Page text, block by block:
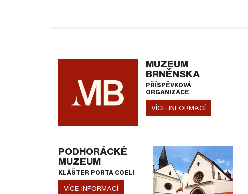
MUZEUM
BRNĚNSKA
PŘÍSPĚVKOVÁ
ORGANIZACE
VÍCE INFORMACÍ
PODHORÁCKÉ
MUZEUM
KLÁŠTER PORTA COELI
VÍCE INFORMACÍ